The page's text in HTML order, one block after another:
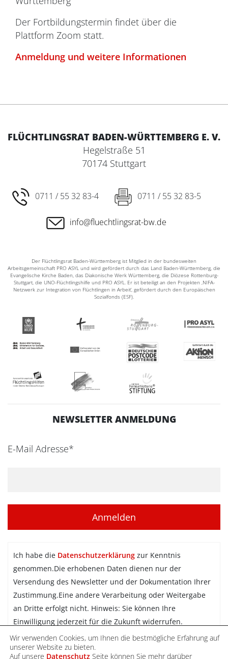
Der Fortbildungstermin findet über die
Plattform Zoom statt.
Anmeldung und weitere Informationen
FLÜCHTLINGSRAT BADEN-WÜRTTEMBERG E. V.
Hegelstraße 51
70174 Stuttgart
0711 / 55 32 83-4 0711 / 55 32 83-5
info@fluechtlingsrat-bw.de
Der Flüchtlingsrat Baden-Württemberg ist Mitglied in der bundesweiten
Arbeitsgemeinschaft PRO ASYL und wird gefördert durch das Land Baden-Württemberg, die
Evangelische Kirche Baden, das Diakonische Werk Württemberg, die Diözese Rottenburg-
Stuttgart, die UNO-Flüchtlingshilfe und PRO ASYL. Er ist beteiligt an den Projekten ‚NIFA-
Netzwerk zur Integration von Flüchtlingen in Arbeit‘, gefördert durch den Europäischen
Sozialfonds (ESF).
NEWSLETTER ANMELDUNG
E-Mail Adresse*
Ich habe die Datenschutzerklärung zur Kenntnis
genommen.Die erhobenen Daten dienen nur der
Versendung des Newsletter und der Dokumentation Ihrer
Zustimmung.Eine andere Verarbeitung oder Weitergabe
an Dritte erfolgt nicht. Hinweis: Sie können Ihre
Einwilligung jederzeit für die Zukunft widerrufen.
Newsletter abonnieren
Wir verwenden Cookies, um Ihnen die bestmögliche Erfahrung auf
unserer Website zu bieten.
Auf unsere Datenschutz Seite können Sie mehr darüber